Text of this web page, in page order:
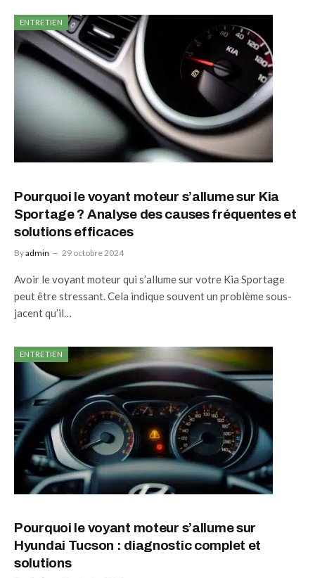
ENTRETIEN
Pourquoi le voyant moteur s’allume sur Kia
Sportage ? Analyse des causes fréquentes et
solutions efficaces
Byadmin 29 octobre 2024
Avoir le voyant moteur qui s’allume sur votre Kia Sportage
peut être stressant. Cela indique souvent un problème sous-
jacent qu’il…
ENTRETIEN
Pourquoi le voyant moteur s’allume sur
Hyundai Tucson : diagnostic complet et
solutions